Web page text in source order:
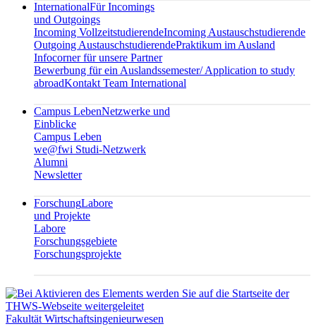
InternationalFür Incomings
und Outgoings
Incoming VollzeitstudierendeIncoming Austauschstudierende
Outgoing AustauschstudierendePraktikum im Ausland
Infocorner für unsere Partner
Bewerbung für ein Auslandssemester/ Application to study
abroadKontakt Team International
Campus LebenNetzwerke und
Einblicke
Campus Leben
we@fwi Studi-Netzwerk
Alumni
Newsletter
ForschungLabore
und Projekte
Labore
Forschungsgebiete
Forschungsprojekte
Fakultät Wirtschaftsingenieurwesen